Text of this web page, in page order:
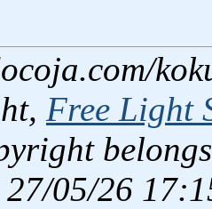
Free Light
05/26